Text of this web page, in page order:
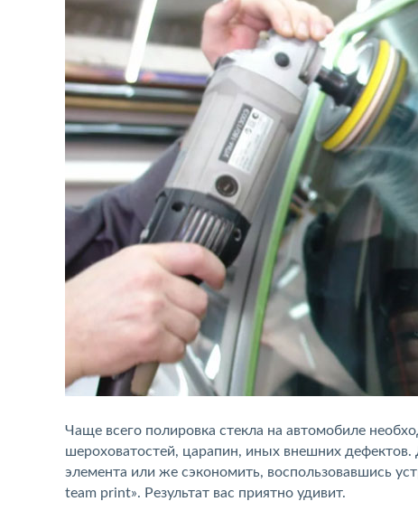
Чаще всего полировка стекла на автомобиле
шероховатостей, царапин, иных внешних
элемента или же сэкономить, воспользовавшись
team print». Результат вас приятно удивит.